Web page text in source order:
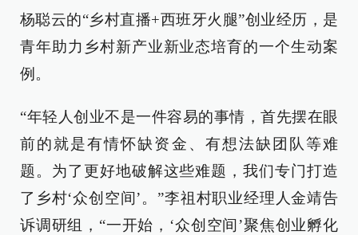
杨聪云的“乡村直播+西班牙火腿”创业经历，是
青年助力乡村新产业新业态培育的一个生动案
例。
“年轻人创业不是一件容易的事情，首先摆在眼
前的就是有情怀缺资金、有想法缺团队等难
题。为了更好地破解这些难题，我们专门打造
了乡村‘众创空间’。”李祖村职业经理人金靖告
诉调研组，“一开始，‘众创空间’聚焦创业孵化